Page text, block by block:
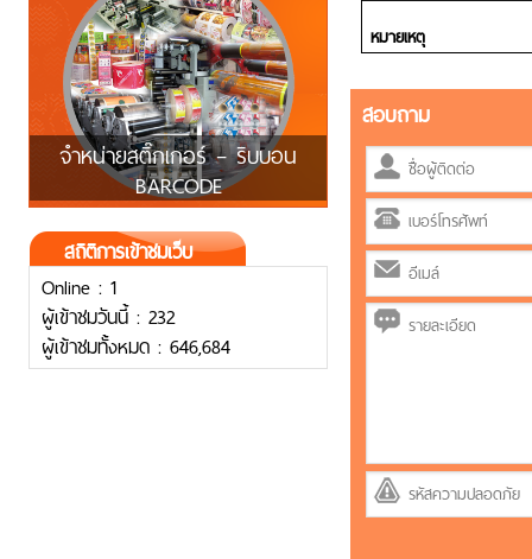
จำหน่ายสติ๊กเกอร์ – ริบบอน
BARCODE
สถิติการเข้าชมเว็บ
Online : 1
ผู้เข้าชมวันนี้ : 232
ผู้เข้าชมทั้งหมด : 646,684
หมายเหตุ
สอบถาม